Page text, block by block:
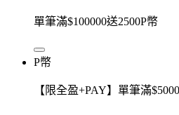
單筆滿$100000送2500P幣
P幣
【限全盈+PAY】單筆滿